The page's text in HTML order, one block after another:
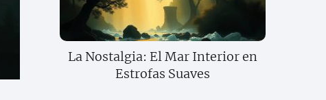
La Nostalgia: El Mar Interior en
Estrofas Suaves